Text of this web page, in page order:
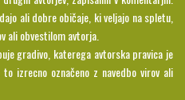
ali dobre običaje, ki veljajo na spletu,
ali obvestilom avtorja.
gradivo, katerega avtorska pravica je
izrecno označeno z navedbo virov ali